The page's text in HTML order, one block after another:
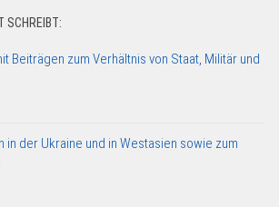
SCHREIBT:
Beiträgen zum Verhältnis von Staat, Militär und
in der Ukraine und in Westasien sowie zum